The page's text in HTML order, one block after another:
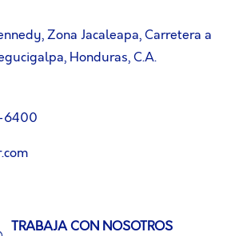
Zona Jacaleapa, Carretera a
Honduras, C.A.
6400
TRABAJA CON NOSOTROS